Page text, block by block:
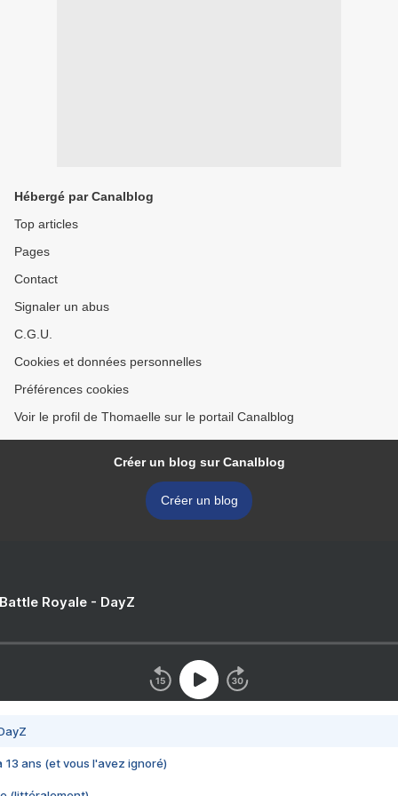
Hébergé par Canalblog
Top articles
Pages
Contact
Signaler un abus
C.G.U.
Cookies et données personnelles
Préférences cookies
Voir le profil de Thomaelle sur le portail Canalblog
Créer un blog sur Canalblog
Créer un blog
Royale - DayZ
13 ans (et vous l'avez ignoré)